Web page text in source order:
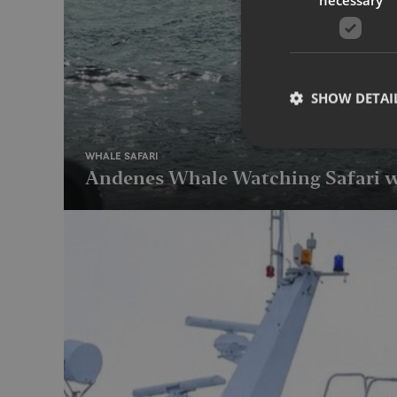
WHALE SAFARI
Andenes Whale Watching Safari
SHOW
used properly
Name
__cf_bm